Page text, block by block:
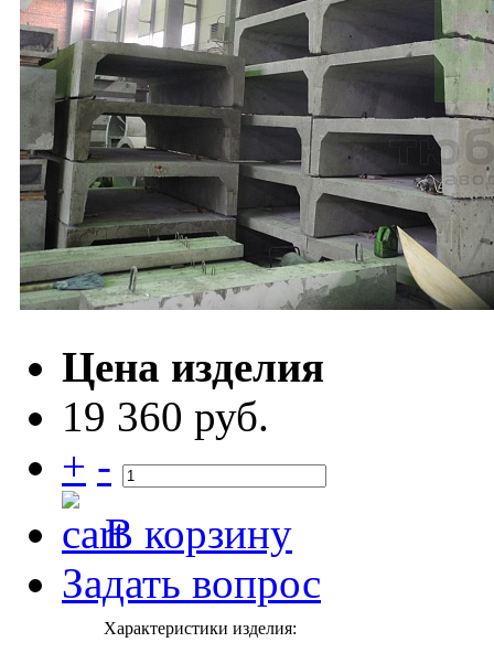
Цена изделия
19 360 руб.
+ -
В корзину
Задать вопрос
Характеристики изделия: